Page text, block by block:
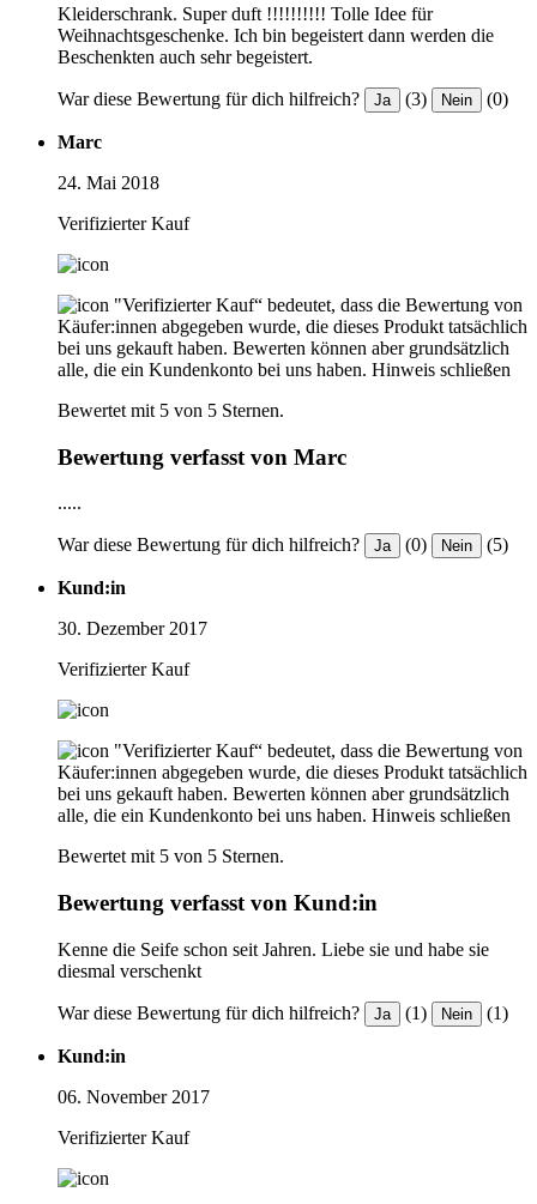
Kleiderschrank. Super duft !!!!!!!!!! Tolle Idee für
Weihnachtsgeschenke. Ich bin begeistert dann werden die
Beschenkten auch sehr begeistert.
War diese Bewertung für dich hilfreich? Ja (3) Nein (0)
Marc
24. Mai 2018
Verifizierter Kauf
"Verifizierter Kauf“ bedeutet, dass die Bewertung von
Käufer:innen abgegeben wurde, die dieses Produkt tatsächlich
bei uns gekauft haben. Bewerten können aber grundsätzlich
alle, die ein Kundenkonto bei uns haben. Hinweis schließen
Bewertet mit 5 von 5 Sternen.
Bewertung verfasst von Marc
.....
War diese Bewertung für dich hilfreich? Ja (0) Nein (5)
Kund:in
30. Dezember 2017
Verifizierter Kauf
"Verifizierter Kauf“ bedeutet, dass die Bewertung von
Käufer:innen abgegeben wurde, die dieses Produkt tatsächlich
bei uns gekauft haben. Bewerten können aber grundsätzlich
alle, die ein Kundenkonto bei uns haben. Hinweis schließen
Bewertet mit 5 von 5 Sternen.
Bewertung verfasst von Kund:in
Kenne die Seife schon seit Jahren. Liebe sie und habe sie
diesmal verschenkt
War diese Bewertung für dich hilfreich? Ja (1) Nein (1)
Kund:in
06. November 2017
Verifizierter Kauf